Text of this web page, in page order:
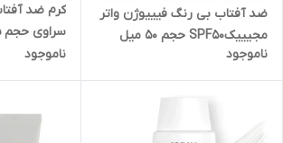
ضد آفتاب بی رنگ فیییوژن واتر
مجیییکSPF50 حجم 50 میل
ناموجود
سراوی حجم ۷۵ میل
ناموجود